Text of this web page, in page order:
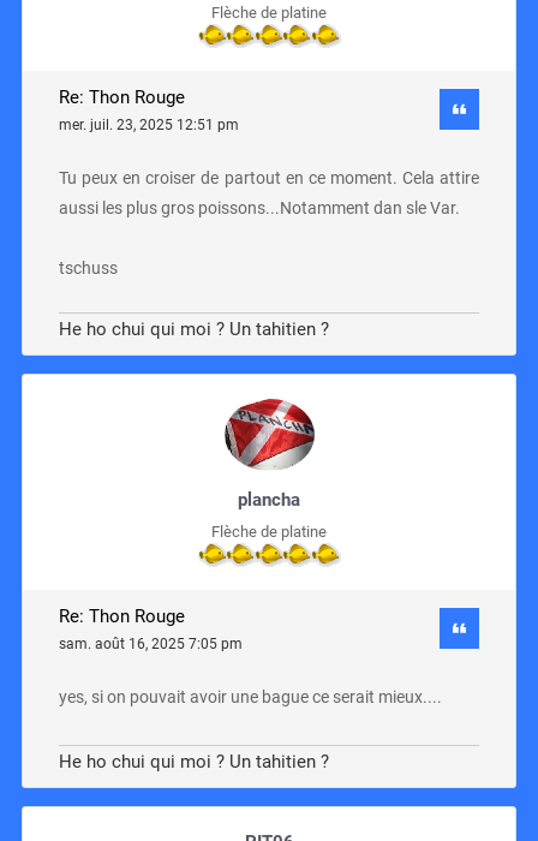
Flèche de platine
Re: Thon Rouge
mer. juil. 23, 2025 12:51 pm
Tu peux en croiser de partout en ce moment. Cela attire
aussi les plus gros poissons...Notamment dan sle Var.
tschuss
He ho chui qui moi ? Un tahitien ?
plancha
Flèche de platine
Re: Thon Rouge
sam. août 16, 2025 7:05 pm
yes, si on pouvait avoir une bague ce serait mieux....
He ho chui qui moi ? Un tahitien ?